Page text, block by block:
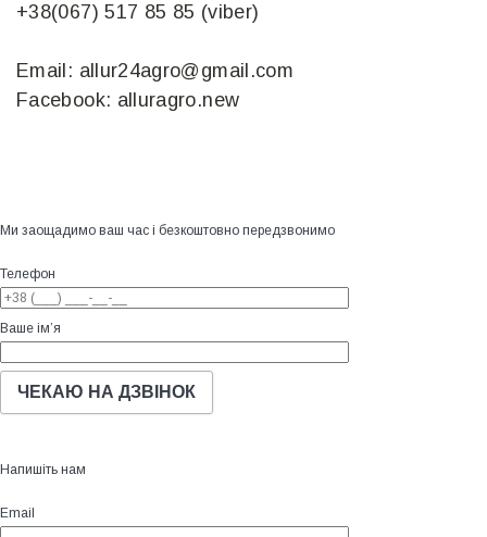
+38(067) 517 85 85 (viber)
Email: allur24agro@gmail.com
Facebook: alluragro.new
Ми заощадимо ваш час і безкоштовно передзвонимо
Телефон
Ваше ім’я
Напишіть нам
Email